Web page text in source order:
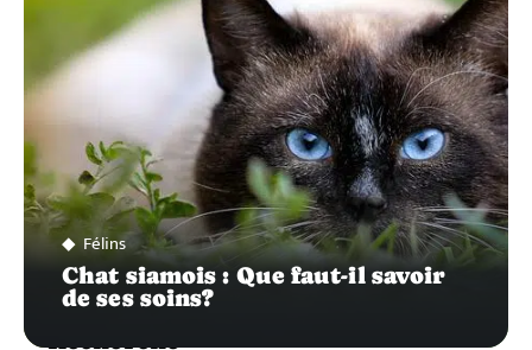
Félins
Chat siamois : Que faut-il savoir
de ses soins?
Recherche